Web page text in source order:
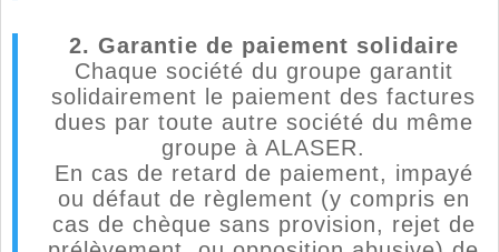
2. Garantie de paiement solidaire
Chaque société du groupe garantit
solidairement le paiement des factures
dues par toute autre société du même
groupe à ALASER.
En cas de retard de paiement, impayé
ou défaut de règlement (y compris en
cas de chèque sans provision, rejet de